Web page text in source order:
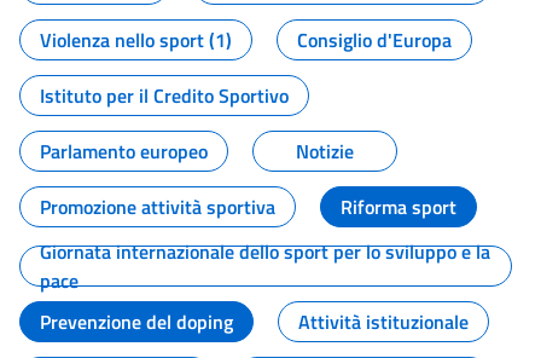
Violenza nello sport (1)
Consiglio d'Europa
Istituto per il Credito Sportivo
Parlamento europeo
Notizie
Promozione attività sportiva
Riforma sport
Giornata internazionale dello sport per lo sviluppo e la
pace
Prevenzione del doping
Attività istituzionale